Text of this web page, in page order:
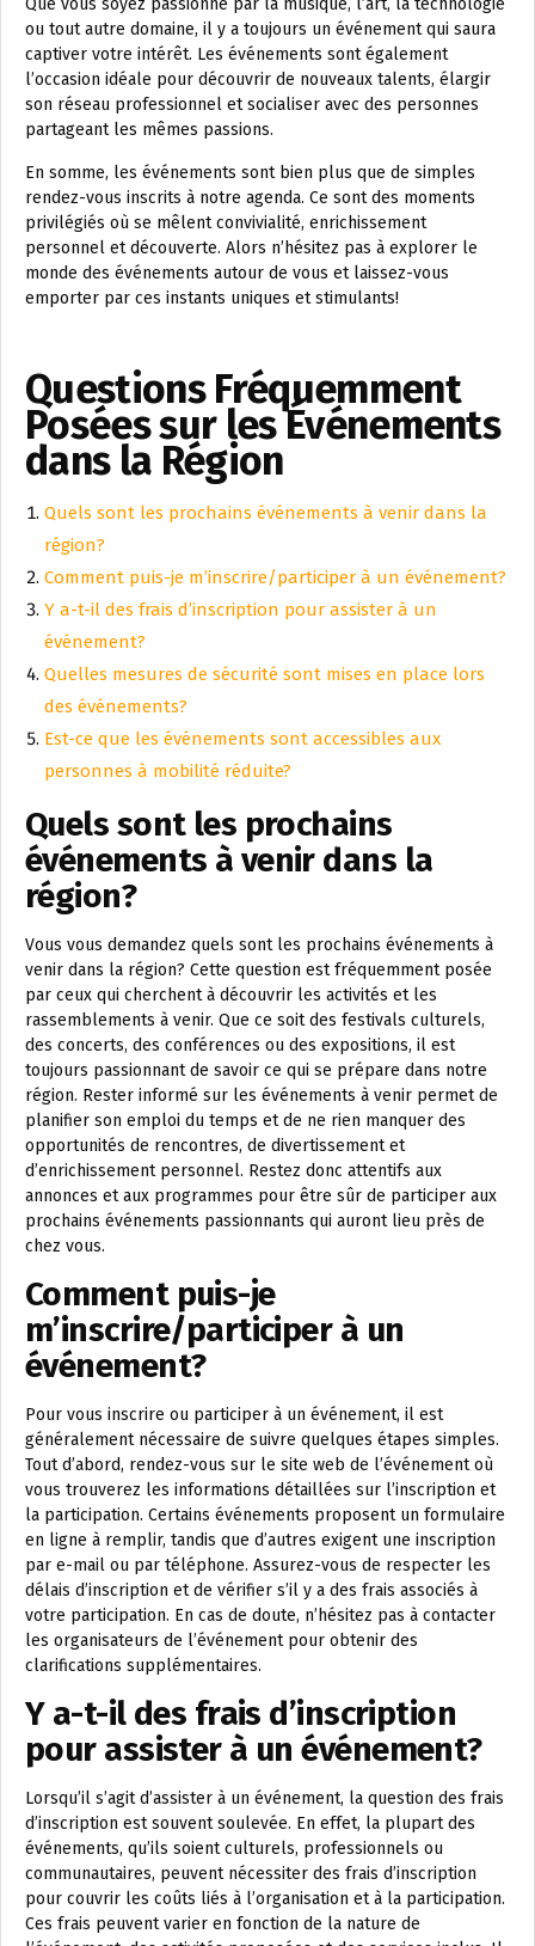
Que vous soyez passionné par la musique, l’art, la technologie
ou tout autre domaine, il y a toujours un événement qui saura
captiver votre intérêt. Les événements sont également
l’occasion idéale pour découvrir de nouveaux talents, élargir
son réseau professionnel et socialiser avec des personnes
partageant les mêmes passions.
En somme, les événements sont bien plus que de simples
rendez-vous inscrits à notre agenda. Ce sont des moments
privilégiés où se mêlent convivialité, enrichissement
personnel et découverte. Alors n’hésitez pas à explorer le
monde des événements autour de vous et laissez-vous
emporter par ces instants uniques et stimulants!
Questions Fréquemment
Posées sur les Événements
dans la Région
Quels sont les prochains événements à venir dans la
région?
Comment puis-je m’inscrire/participer à un événement?
Y a-t-il des frais d’inscription pour assister à un
événement?
Quelles mesures de sécurité sont mises en place lors
des événements?
Est-ce que les événements sont accessibles aux
personnes à mobilité réduite?
Quels sont les prochains
événements à venir dans la
région?
Vous vous demandez quels sont les prochains événements à
venir dans la région? Cette question est fréquemment posée
par ceux qui cherchent à découvrir les activités et les
rassemblements à venir. Que ce soit des festivals culturels,
des concerts, des conférences ou des expositions, il est
toujours passionnant de savoir ce qui se prépare dans notre
région. Rester informé sur les événements à venir permet de
planifier son emploi du temps et de ne rien manquer des
opportunités de rencontres, de divertissement et
d’enrichissement personnel. Restez donc attentifs aux
annonces et aux programmes pour être sûr de participer aux
prochains événements passionnants qui auront lieu près de
chez vous.
Comment puis-je
m’inscrire/participer à un
événement?
Pour vous inscrire ou participer à un événement, il est
généralement nécessaire de suivre quelques étapes simples.
Tout d’abord, rendez-vous sur le site web de l’événement où
vous trouverez les informations détaillées sur l’inscription et
la participation. Certains événements proposent un formulaire
en ligne à remplir, tandis que d’autres exigent une inscription
par e-mail ou par téléphone. Assurez-vous de respecter les
délais d’inscription et de vérifier s’il y a des frais associés à
votre participation. En cas de doute, n’hésitez pas à contacter
les organisateurs de l’événement pour obtenir des
clarifications supplémentaires.
Y a-t-il des frais d’inscription
pour assister à un événement?
Lorsqu’il s’agit d’assister à un événement, la question des frais
d’inscription est souvent soulevée. En effet, la plupart des
événements, qu’ils soient culturels, professionnels ou
communautaires, peuvent nécessiter des frais d’inscription
pour couvrir les coûts liés à l’organisation et à la participation.
Ces frais peuvent varier en fonction de la nature de